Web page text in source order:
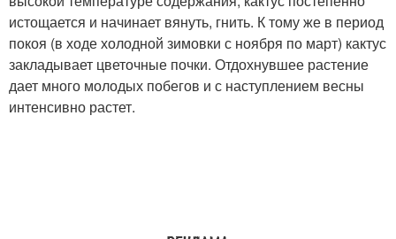
истощается и начинает вянуть, гнить. К тому же в период
покоя (в ходе холодной зимовки с ноября по март) кактус
закладывает цветочные почки. Отдохнувшее растение
дает много молодых побегов и с наступлением весны
интенсивно растет.